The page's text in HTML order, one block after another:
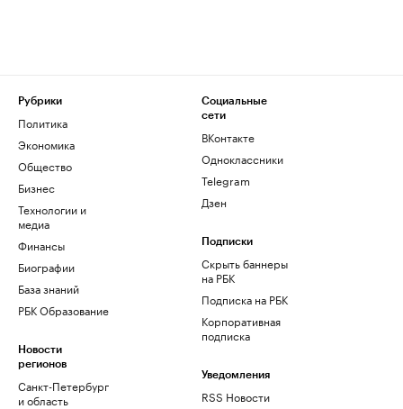
Рубрики
Политика
Экономика
Общество
Бизнес
Технологии и
медиа
Финансы
Биографии
База знаний
РБК Образование
Новости
регионов
Санкт-Петербург
и область
Социальные
сети
ВКонтакте
Одноклассники
Telegram
Дзен
Подписки
Скрыть баннеры
на РБК
Подписка на РБК
Корпоративная
подписка
Уведомления
RSS Новости